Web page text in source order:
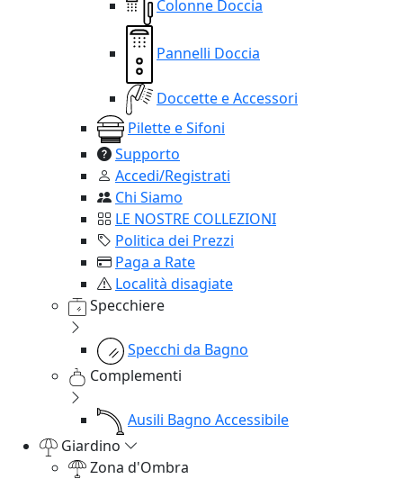
Colonne Doccia
Pannelli Doccia
Doccette e Accessori
Pilette e Sifoni
Supporto
Accedi/Registrati
Chi Siamo
LE NOSTRE COLLEZIONI
Politica dei Prezzi
Paga a Rate
Località disagiate
Specchiere
Specchi da Bagno
Complementi
Ausili Bagno Accessibile
Giardino
Zona d'Ombra